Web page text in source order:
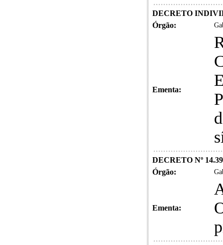
DECRETO
Órgão:
Ementa:
DECRETO Nº
Órgão:
Ementa: